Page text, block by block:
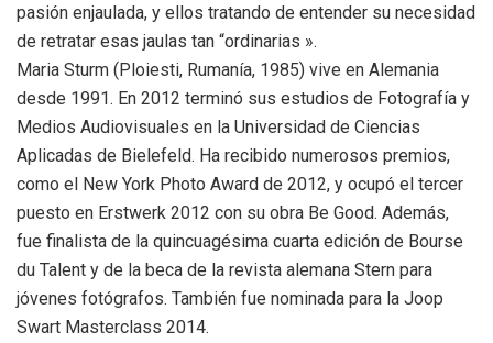
pasión enjaulada, y ellos tratando de entender su necesidad
de retratar esas jaulas tan “ordinarias ».
Maria Sturm (Ploiesti, Rumanía, 1985) vive en Alemania
desde 1991. En 2012 terminó sus estudios de Fotografía y
Medios Audiovisuales en la Universidad de Ciencias
Aplicadas de Bielefeld. Ha recibido numerosos premios,
como el New York Photo Award de 2012, y ocupó el tercer
puesto en Erstwerk 2012 con su obra Be Good. Además,
fue finalista de la quincuagésima cuarta edición de Bourse
du Talent y de la beca de la revista alemana Stern para
jóvenes fotógrafos. También fue nominada para la Joop
Swart Masterclass 2014.